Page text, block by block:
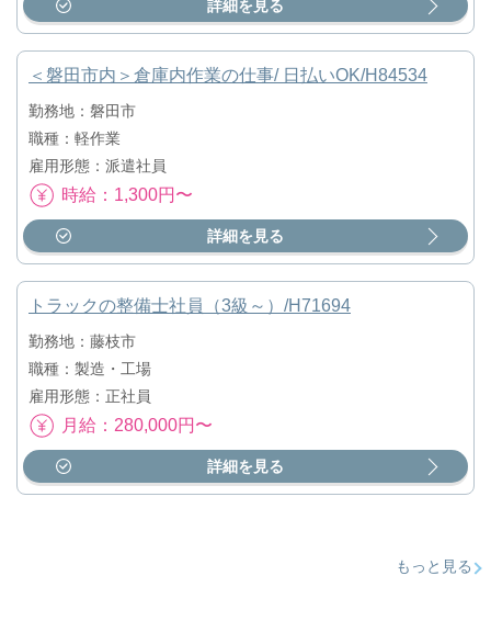
詳細を見る
＜磐田市内＞倉庫内作業の仕事/ 日払いOK/H84534
勤務地：磐田市
職種：軽作業
雇用形態：派遣社員
時給：1,300円〜
詳細を見る
トラックの整備士社員（3級～）/H71694
勤務地：藤枝市
職種：製造・工場
雇用形態：正社員
月給：280,000円〜
詳細を見る
もっと見る